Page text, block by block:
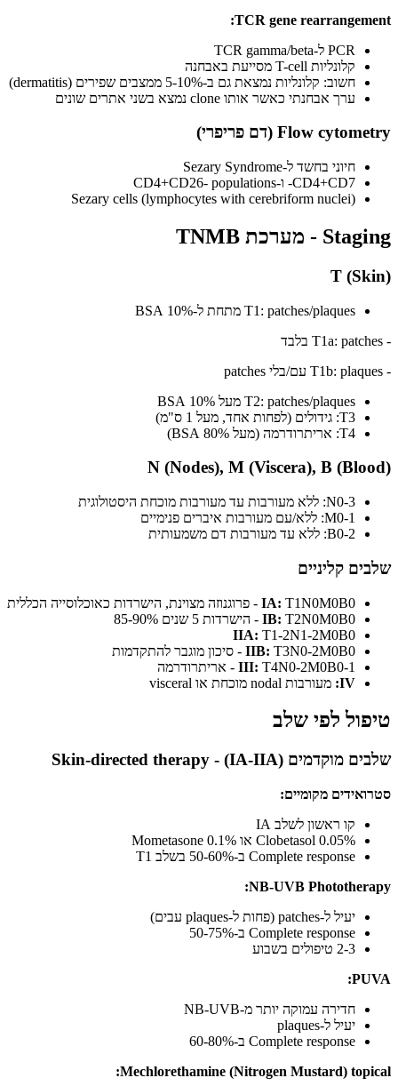
TCR gene rearrangement:
PCR ל-TCR gamma/beta
קלונליות T-cell מסייעת באבחנה
חשוב: קלונליות נמצאת גם ב-5-10% ממצבים שפירים (dermatitis)
ערך אבחנתי כאשר אותו clone נמצא בשני אתרים שונים
Flow cytometry (דם פריפרי)
חיוני בחשד ל-Sezary Syndrome
CD4+CD7- ו-CD4+CD26- populations
Sezary cells (lymphocytes with cerebriform nuclei)
Staging - מערכת TNMB
T (Skin)
T1: patches/plaques מתחת ל-10% BSA
- T1a: patches בלבד
- T1b: plaques עם/בלי patches
T2: patches/plaques מעל 10% BSA
T3: גידולים (לפחות אחד, מעל 1 ס"מ)
T4: אריתרודרמה (מעל 80% BSA)
N (Nodes), M (Viscera), B (Blood)
N0-3: ללא מעורבות עד מעורבות מוכחת היסטולוגית
M0-1: ללא/עם מעורבות איברים פנימיים
B0-2: ללא עד מעורבות דם משמעותית
שלבים קליניים
IA: T1N0M0B0 - פרוגנוזה מצוינת, הישרדות כאוכלוסייה הכללית
IB: T2N0M0B0 - הישרדות 5 שנים 85-90%
IIA: T1-2N1-2M0B0
IIB: T3N0-2M0B0 - סיכון מוגבר להתקדמות
III: T4N0-2M0B0-1 - אריתרודרמה
IV: מעורבות nodal מוכחת או visceral
טיפול לפי שלב
שלבים מוקדמים (IA-IIA) - Skin-directed therapy
סטרואידים מקומיים:
קו ראשון לשלב IA
Clobetasol 0.05% או Mometasone 0.1%
Complete response ב-50-60% בשלב T1
NB-UVB Phototherapy:
יעיל ל-patches (פחות ל-plaques עבים)
Complete response ב-50-75%
2-3 טיפולים בשבוע
PUVA:
חדירה עמוקה יותר מ-NB-UVB
יעיל ל-plaques
Complete response ב-60-80%
Mechlorethamine (Nitrogen Mustard) topical: